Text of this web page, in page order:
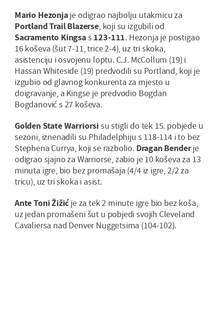
Mario Hezonjaje odigrao najbolju utakmicu za
Portland Trail Blazerse, koji su izgubili od
Sacramento Kingsas 123-111. Hezonja je postigao
16 koševa (šut 7-11, trice 2-4), uz tri skoka,
asistenciju i osvojenu loptu. C.J. McCollum (19) i
Hassan Whiteside (19) predvodili su Portland, koji je
izgubio od glavnog konkurenta za mjesto u
doigravanje, a Kingse je predvodio Bogdan
Bogdanović s 27 koševa.
Golden State Warriorsi su stigli do tek 15. pobjede u
sezoni, iznenadili su Philadelphiju s 118-114 i to bez
Stephena Currya, koji se razbolio. Dragan Benderje
odigrao sjajno za Warriorse, zabio je 10 koševa za 13
minuta igre, bio bez promašaja (4/4 iz igre, 2/2 za
tricu), uz tri skoka i asist.
Ante Toni Žižićje za tek 2 minute igre bio bez koša,
uz jedan promašeni šut u pobjedi svojih Cleveland
Cavaliersa nad Denver Nuggetsima (104-102).